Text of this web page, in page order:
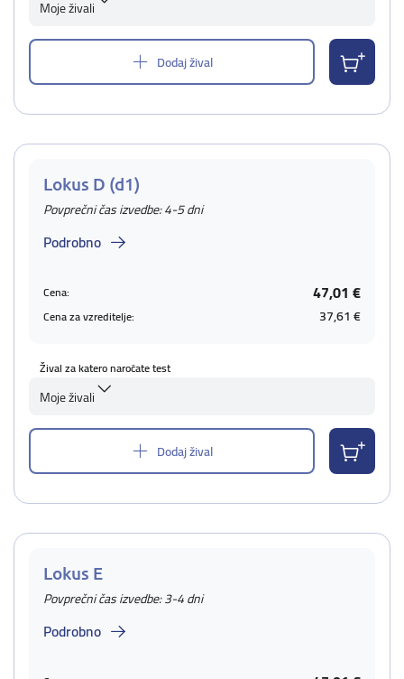
Moje živali
Dodaj žival
Lokus D (d1)
Povprečni čas izvedbe: 4-5 dni
Podrobno
Cena: 47,01 €
Cena za vzreditelje: 37,61 €
Žival za katero naročate test
Moje živali
Dodaj žival
Lokus E
Povprečni čas izvedbe: 3-4 dni
Podrobno